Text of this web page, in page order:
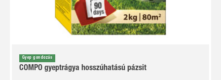
Gyep gondozás
COMPO gyeptrágya hosszúhatású pázsit